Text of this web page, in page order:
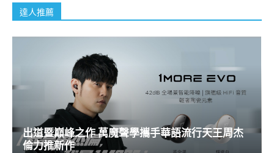
達人推薦
出道暨巔峰之作 萬魔聲學攜手華語流行天王周杰
倫力推新作